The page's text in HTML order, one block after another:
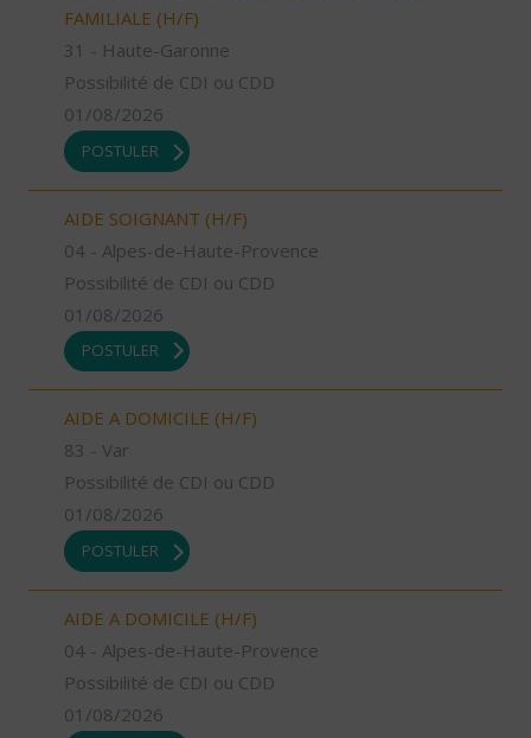
FAMILIALE (H/F)
31 - Haute-Garonne
Possibilité de CDI ou CDD
01/08/2026
POSTULER
AIDE SOIGNANT (H/F)
04 - Alpes-de-Haute-Provence
Possibilité de CDI ou CDD
01/08/2026
POSTULER
AIDE A DOMICILE (H/F)
83 - Var
Possibilité de CDI ou CDD
01/08/2026
POSTULER
AIDE A DOMICILE (H/F)
04 - Alpes-de-Haute-Provence
Possibilité de CDI ou CDD
01/08/2026